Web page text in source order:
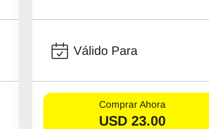
Válido Para
Comprar Ahora
USD 23.00